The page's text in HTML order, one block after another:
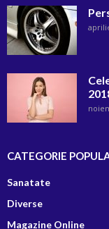
CATEGORIE
Sanatate
Diverse
Magazine Online